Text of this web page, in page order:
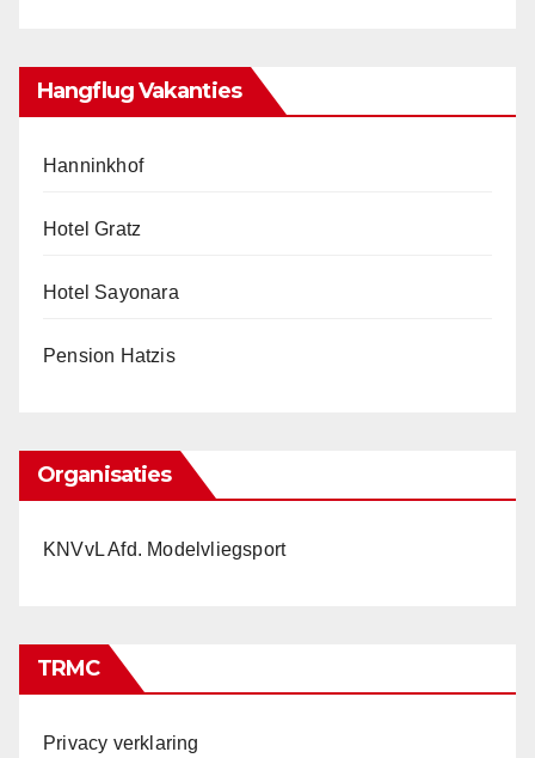
Hangflug Vakanties
Hanninkhof
Hotel Gratz
Hotel Sayonara
Pension Hatzis
Organisaties
KNVvL Afd. Modelvliegsport
TRMC
Privacy verklaring